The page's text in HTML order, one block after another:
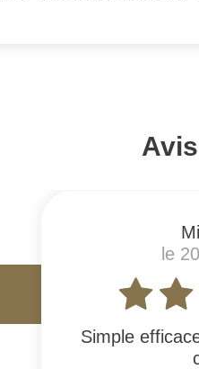
Avis
le
Simple